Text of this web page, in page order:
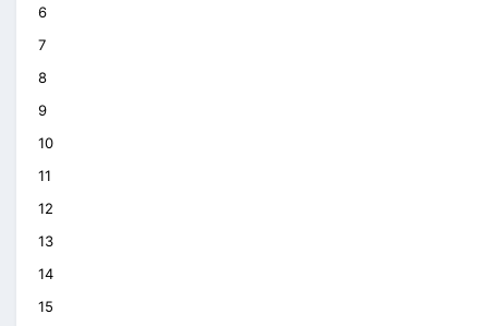
6
7
8
9
10
11
12
13
14
15